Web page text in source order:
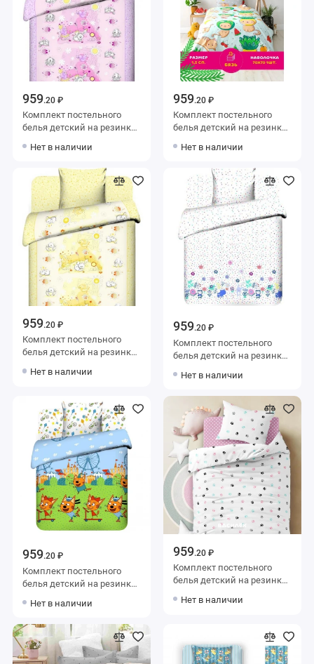
959.20 ₽
Комплект постельного
белья детский на резинке
наволочкой 40х60
Животные Василиса
Нет в наличии
959.20 ₽
Комплект постельного
белья детский на резинке
наволочкой 40х60
Животные Василиса
Нет в наличии
959.20 ₽
Комплект постельного
белья детский на резинке
наволочкой 40х60
Нет в наличии
959.20 ₽
Комплект постельного
белья детский на резинке
наволочкой 40х60
Нет в наличии
959.20 ₽
Комплект постельного
белья детский на резинке
наволочкой 40х60
Нет в наличии
959.20 ₽
Комплект постельного
белья детский на резинке
наволочкой 40х60 Лапки
Нет в наличии